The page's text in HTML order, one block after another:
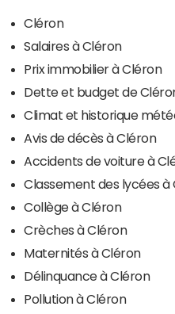
Cléron
Salaires à Cléron
Prix immobilier à Cléron
Dette et budget de
Climat et historique
Avis de décès à Cléron
Accidents de voiture à
Classement des lycées à
Collège à Cléron
Crèches à Cléron
Maternités à Cléron
Délinquance à Cléron
Pollution à Cléron